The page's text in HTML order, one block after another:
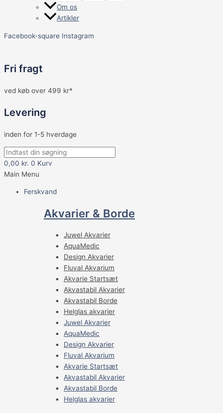
Om os
Artikler
Facebook-square Instagram
Fri fragt
ved køb over 499 kr*
Levering
inden for 1-5 hverdage
0,00 kr. 0 Kurv
Main Menu
Ferskvand
Akvarier & Borde
Juwel Akvarier
AquaMedic
Design Akvarier
Fluval Akvarium
Akvarie Startsæt
Akvastabil Akvarier
Akvastabil Borde
Helglas akvarier
Juwel Akvarier
AquaMedic
Design Akvarier
Fluval Akvarium
Akvarie Startsæt
Akvastabil Akvarier
Akvastabil Borde
Helglas akvarier